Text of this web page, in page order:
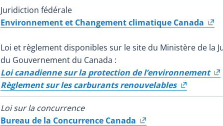
Juridiction fédérale
Environnement et Changement climatique Canada
Loi et règlement disponibles sur le site du Ministère de la
du Gouvernement du Canada :
Loi canadienne sur la protection de l’environnement
Règlement sur les carburants renouvelables
Loi sur la concurrence
Bureau de la Concurrence Canada